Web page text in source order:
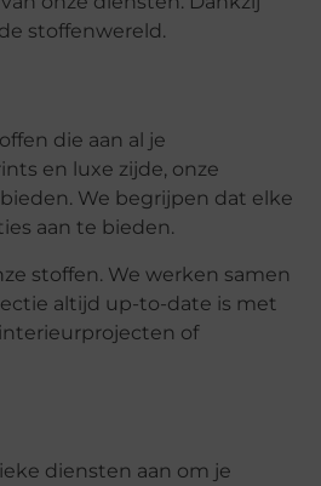
stoffenwereld.
die aan al je
en luxe zijde, onze
We begrijpen dat elke
aan te bieden.
stoffen. We werken samen
altijd up-to-date is met
of
diensten aan om je